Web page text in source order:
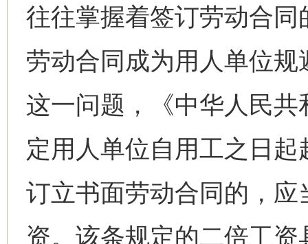
往往掌握着签订劳动合
劳动合同成为用人单位
这一问题，《中华人民
定用人单位自用工之日
订立书面劳动合同的，
资。该条规定的二倍工